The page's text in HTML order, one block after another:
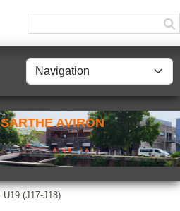
AVIRON
U19 (J17-J18)